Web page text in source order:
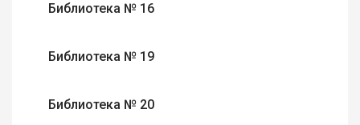
Библиотека № 16
Библиотека № 19
Библиотека № 20